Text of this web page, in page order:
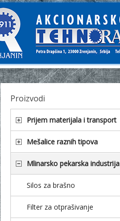
Proizvodi
Prijem materijala i transport
Mešalice raznih tipova
Mlinarsko pekarska industrija
Silos za brašno
Filter za otprašivanje